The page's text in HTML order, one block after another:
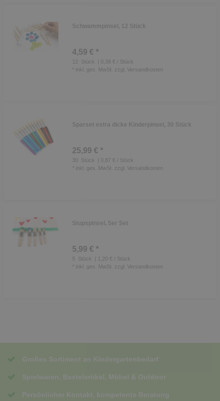
Schwammpinsel, 12 Stück
4,59 € *
12 Stück
| 0,38 € / Stück
* inkl. ges. MwSt. zzgl. Versandkosten
Sparset extra dicke Kinderpinsel, 30 Stück
25,99 € *
30 Stück
| 0,87 € / Stück
* inkl. ges. MwSt. zzgl. Versandkosten
Stupspinsel, 5er Set
5,99 € *
5 Stück
| 1,20 € / Stück
* inkl. ges. MwSt. zzgl. Versandkosten
Großes Sortiment an Kindergartenbedarf
Spielwaren, Bastelartikel, Möbel & Outdoor
Persönlicher Kontakt, kompetente Beratung